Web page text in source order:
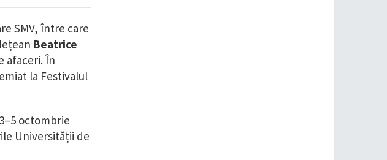
SMV, între care
Beatrice
afaceri. În
la Festivalul
octombrie
Universității de